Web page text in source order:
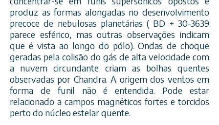
produz as formas alongadas no desenvolvimento
precoce de nebulosas planetárias ( BD + 30-3639
parece esférico, mas outras observações indicam
que é vista ao longo do pólo). Ondas de choque
geradas pela colisão do gás de alta velocidade com
a nuvem circundante criam as bolhas quentes
observadas por Chandra. A origem dos ventos em
forma de funil não é entendida. Pode estar
relacionado a campos magnéticos fortes e torcidos
perto do núcleo estelar quente.